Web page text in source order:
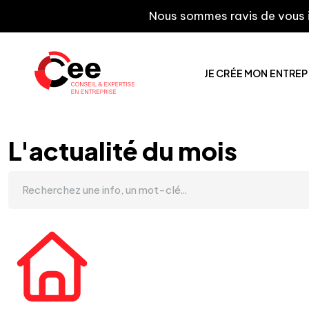
Nous sommes ravis de vous
JE CRÉE MON
L'actualité du mois